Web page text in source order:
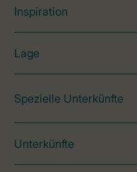
Inspiration
Lage
Spezielle Unterkünfte
Unterkünfte